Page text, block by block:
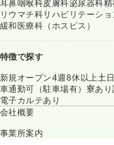
耳鼻咽喉科皮膚科泌尿器科
リウマチ科リハビリテーシ
緩和医療科（ホスピス）
特徴で探す
新規オープン4週8休以上土
車通勤可（駐車場有） 寮あり
電子カルテあり
会社概要
事業所案内